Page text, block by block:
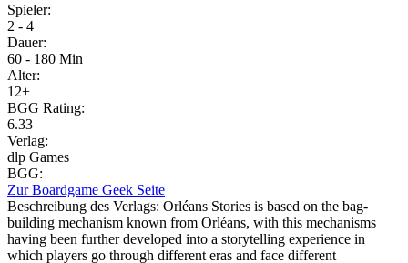
Spieler:
2 - 4
Dauer:
60 - 180 Min
Alter:
12+
BGG Rating:
6.33
Verlag:
dlp Games
BGG:
Zur Boardgame Geek Seite
Beschreibung des Verlags: Orléans Stories is based on the bag-
building mechanism known from Orléans, with this mechanisms
having been further developed into a storytelling experience in
which players go through different eras and face different